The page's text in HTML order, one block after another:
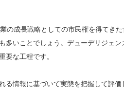
の成長戦略としての市民権を得てき
多いことでしょう。デューデリジェ
要な工程です。
る情報に基づいて実態を把握して評